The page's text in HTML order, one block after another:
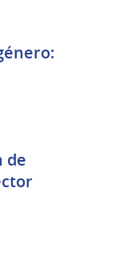
de